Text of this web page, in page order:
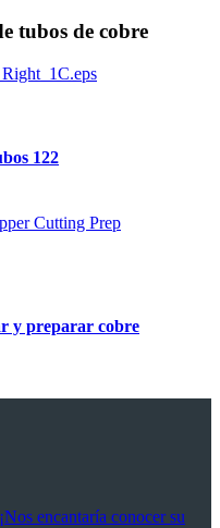
tubos de cobre
122
y preparar cobre
encantaría conocer su